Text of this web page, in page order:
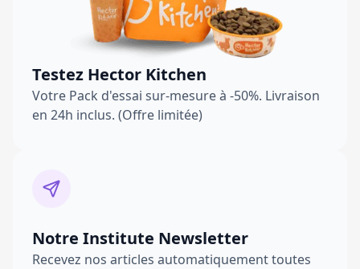
Testez Hector Kitchen
Votre Pack d'essai sur-mesure à -50%. Livraison
en 24h inclus. (Offre limitée)
Notre Institute Newsletter
Recevez nos articles automatiquement toutes